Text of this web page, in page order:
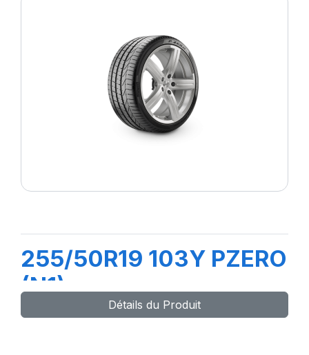
255/50R19 103Y PZERO
(N1)
Détails du Produit